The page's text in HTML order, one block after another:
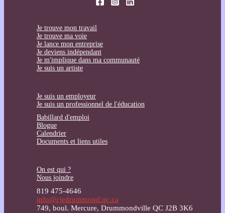
Je trouve mon travail
Je trouve ma voie
Je lance mon entreprise
Je deviens indépendant
Je m'implique dans ma communauté
Je suis un artiste
Je suis un employeur
Je suis un professionnel de l'éducation
Babillard d'emploi
Blogue
Calendrier
Documents et liens utiles
On est qui ?
Nous joindre
819 475-4646
info@cjedrummond.qc.ca
749, boul. Mercure, Drummondville QC J2B 3K6